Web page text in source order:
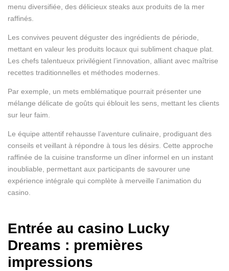
menu diversifiée, des délicieux steaks aux produits de la mer
raffinés.
Les convives peuvent déguster des ingrédients de période,
mettant en valeur les produits locaux qui subliment chaque plat.
Les chefs talentueux privilégient l’innovation, alliant avec maîtrise
recettes traditionnelles et méthodes modernes.
Par exemple, un mets emblématique pourrait présenter une
mélange délicate de goûts qui éblouit les sens, mettant les clients
sur leur faim.
Le équipe attentif rehausse l’aventure culinaire, prodiguant des
conseils et veillant à répondre à tous les désirs. Cette approche
raffinée de la cuisine transforme un dîner informel en un instant
inoubliable, permettant aux participants de savourer une
expérience intégrale qui complète à merveille l’animation du
casino.
Entrée au casino Lucky
Dreams : premières
impressions